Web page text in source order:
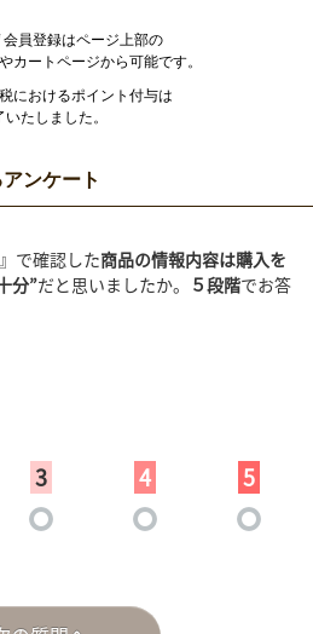
員登録はページ上部の
カートページから可能です。
におけるポイント付与は
いたしました。
ンケート